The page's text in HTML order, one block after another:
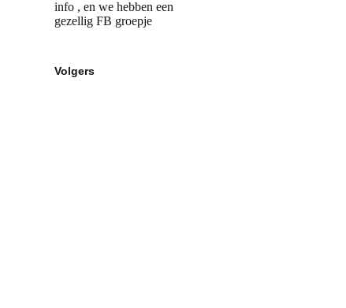
info , en we hebben een
gezellig FB groepje
Volgers